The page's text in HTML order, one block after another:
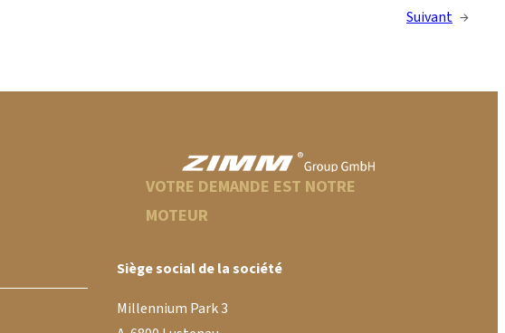
Suivant →
VOTRE DEMANDE EST NOTRE
MOTEUR
Siège social de la société
Millennium Park 3